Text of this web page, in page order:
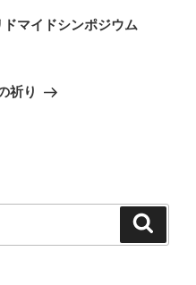
マイドシンポジウム
祈り